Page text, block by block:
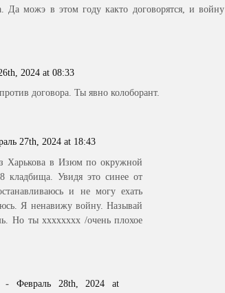
Да можэ в этом году както договорятся, и войну
2024 at 08:33
договора. Ты явно колоборант.
27th, 2024 at 18:43
Харькова в Изюм по окружной
кладбища. Увидя это синее от
и не могу ехать
Я ненавижу войну. Называй
Но ты хххххххх /очень плохое
-
Февраль 28th, 2024 at